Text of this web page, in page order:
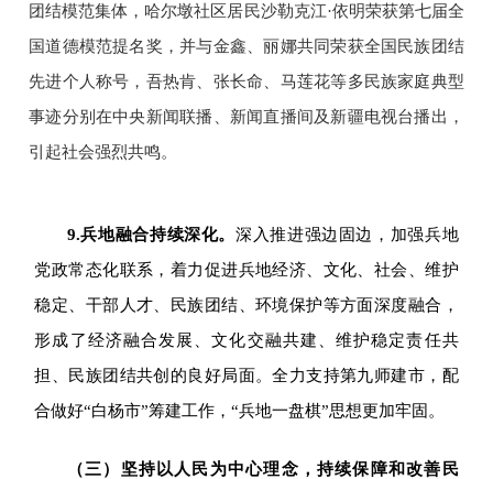
团结模范集体，哈尔墩社区居民沙勒克江·依明荣获第七届全
国道德模范提名奖，并与金鑫、丽娜共同荣获全国民族团结
先进个人称号，吾热肯、张长命、马莲花等多民族家庭典型
事迹分别在中央新闻联播、新闻直播间及新疆电视台播出，
引起社会强烈共鸣。
9.兵地融合持续深化。深入推进强边固边，加强兵地
党政常态化联系，着力促进兵地经济、文化、社会、维护
稳定、干部人才、民族团结、环境保护等方面深度融合，
形成了经济融合发展、文化交融共建、维护稳定责任共
担、民族团结共创的良好局面。全力支持第九师建市，配
合做好“白杨市”筹建工作，“兵地一盘棋”思想更加牢固。
（三）坚持以人民为中心理念，持续保障和改善民